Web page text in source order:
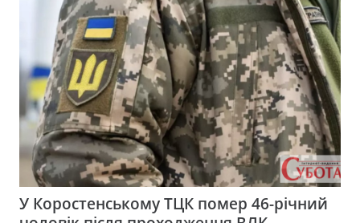
У Коростенському ТЦК помер 46-річний